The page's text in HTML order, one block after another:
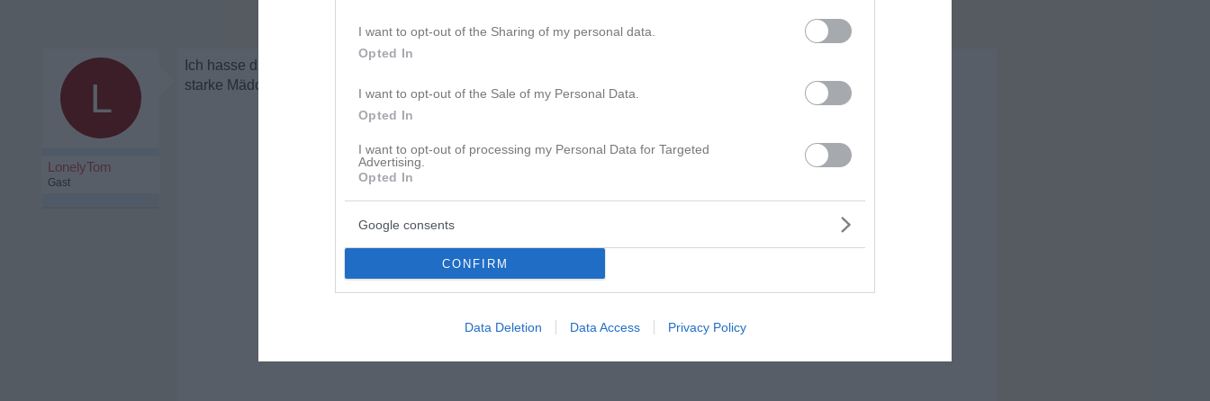
I want to opt-out of the Sharing of my personal data.
Opted In
I want to opt-out of the Sale of my Personal Data.
Opted In
I want to opt-out of processing my Personal Data for Targeted
Advertising.
Opted In
Google consents
CONFIRM
Data Deletion Data Access Privacy Policy
L
LonelyTom
Gast
Ich hasse dich dafür, dass du mich und meine Gefühle komplett ignorierst und das
starke Mädchen spielst...